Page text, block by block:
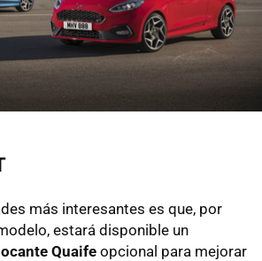
más interesantes es que, por
estará disponible un
Quaife opcional para mejorar